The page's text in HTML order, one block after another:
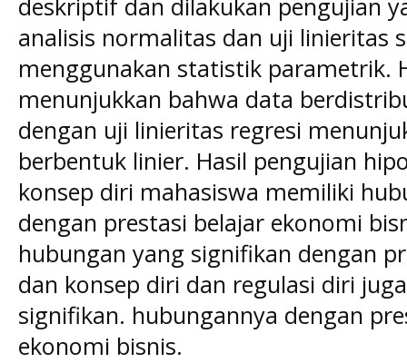
deskriptif dan dilakukan pengujian
analisis normalitas dan uji linieritas
menggunakan statistik parametrik.
menunjukkan bahwa data
dengan uji linieritas regresi
berbentuk linier. Hasil pengujian
konsep diri mahasiswa memiliki
dengan prestasi belajar ekonomi
hubungan yang signifikan dengan
dan konsep diri dan regulasi diri
signifikan. hubungannya dengan
ekonomi bisnis.